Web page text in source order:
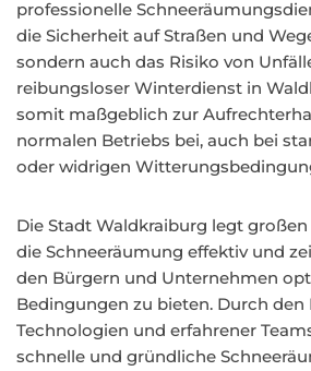
professionelle
die Sicherheit auf Straßen und
sondern auch das Risiko von
reibungsloser Winterdienst in
somit maßgeblich zur
normalen Betriebs bei, auch bei
oder widrigen
Die Stadt Waldkraiburg legt großen
die Schneeräumung effektiv und
den Bürgern und Unternehmen
Bedingungen zu bieten. Durch
Technologien und erfahrener
schnelle und gründliche